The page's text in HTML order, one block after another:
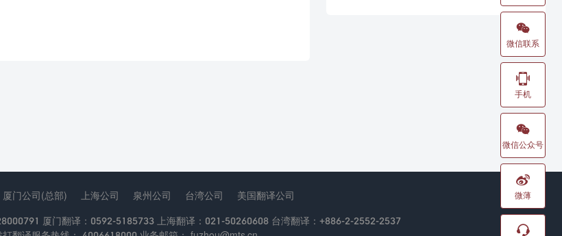

微信联系

手机

微信公众号

微薄

厦门公司(总部) 上海公司 泉州公司 台湾公司 美国翻译公司
厦门翻译：0592-5185733 上海翻译：021-50260608 台湾翻译：+886-2-2552-2537